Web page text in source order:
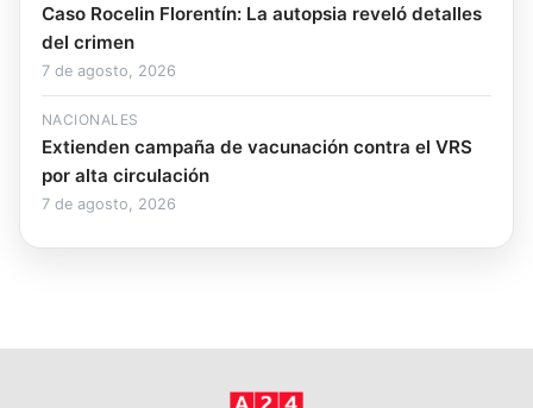
Caso Rocelin Florentín: La autopsia reveló detalles
del crimen
7 de agosto, 2026
NACIONALES
Extienden campaña de vacunación contra el VRS
por alta circulación
7 de agosto, 2026